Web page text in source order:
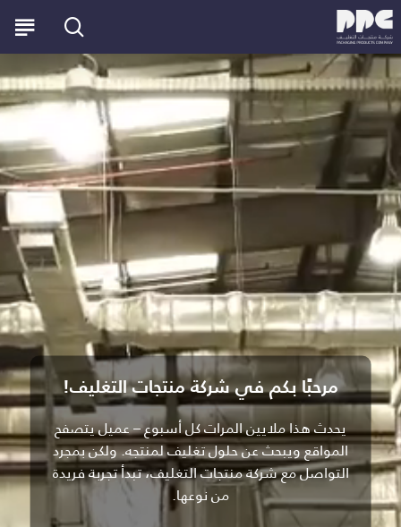
مرحبًا بكم في شركة منتجات التغليف!
يحدث هذا ملايين المرات كل أسبوع – عميل يتصفح
المواقع ويبحث عن حلول تغليف لمنتجه. ولكن بمجرد
التواصل مع شركة منتجات التغليف، تبدأ تجربة فريدة
من نوعها.